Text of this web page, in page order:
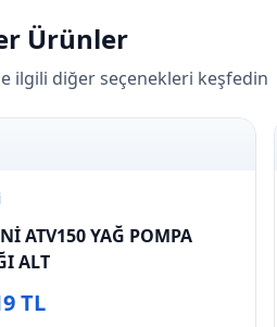
Ürünler
ilgili diğer seçenekleri keşfedin
ATV150 YAĞ POMPA
ALT
TL